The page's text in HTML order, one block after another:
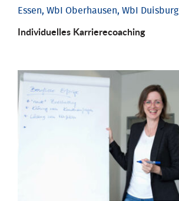
Essen, WbI Oberhausen, WbI Duisburg
Individu­elles Karrierecoaching